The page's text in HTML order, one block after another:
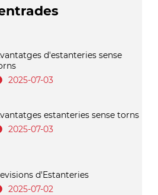
d'estanteries sense
2025-07-03
estanteries sense torns
2025-07-03
d'Estanteries
2025-07-02